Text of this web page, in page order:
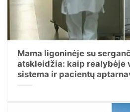
Mama ligoninėje su
atskleidžia: kaip realybėje
sistema ir pacientų